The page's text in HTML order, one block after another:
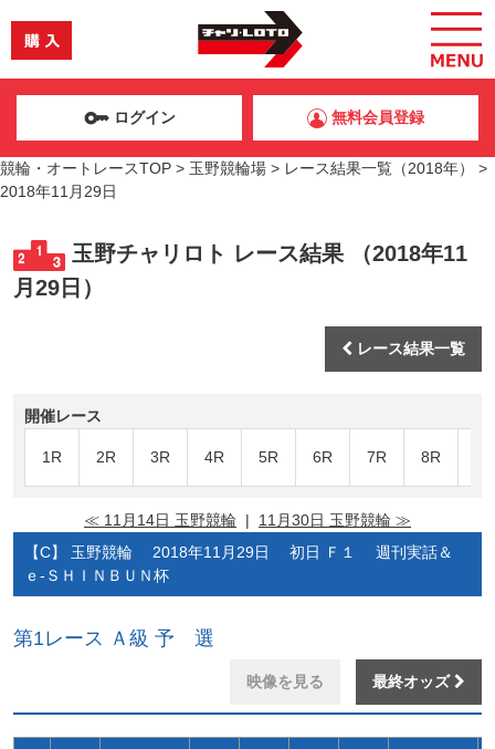
ログイン 無料会員登録
競輪・オートレースTOP > 玉野競輪場 > レース結果一覧（2018年）
>
2018年11月29日
玉野チャリロト レース結果 （2018年11
月29日）
レース結果一覧
開催レース
1R 2R 3R 4R 5R 6R 7R 8R
≪ 11月14日 玉野競輪 | 11月30日 玉野競輪 ≫
【C】 玉野競輪 2018年11月29日 初日 Ｆ１ 週刊実話＆
ｅ‐ＳＨＩＮＢＵＮ杯
第1レース Ａ級 予 選
映像を見る 最終オッズ